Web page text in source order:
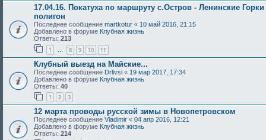
17.04.16. Покатуха по маршруту с.Остров - Ленинские
полигон
Последнее сообщение martkotur « 10 май 2016, 21:15
Добавлено в форуме Клубная жизнь
Ответы: 213
1 … 8 9 10 11
Клубный выезд на Майские...
Последнее сообщение Drlivsi « 19 мар 2017, 17:34
Добавлено в форуме Клубная жизнь
Ответы: 40
1 2 3
12 марта проводы русской зимы в Новопетровском
Последнее сообщение Vladimir « 04 апр 2016, 12:21
Добавлено в форуме Клубная жизнь
Ответы: 214